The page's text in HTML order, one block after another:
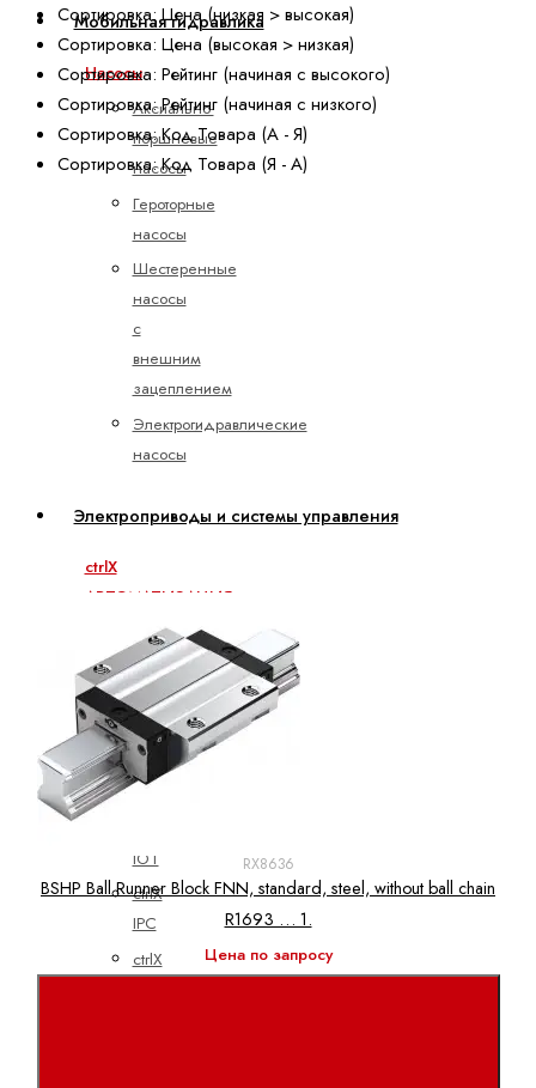
Мобильная гидравлика
Насосы
Аксиально-
поршневые
насосы
Героторные
насосы
Шестеренные
насосы
с
внешним
зацеплением
Электрогидравлические
насосы
Электроприводы и системы управления
ctrlX
АВТОМАТИЗАЦИЯ
ctrlX
CORE
ctrlX
DRIVE
ctrlX
HMI
IOT
ctrlX
IPC
ctrlX
Сортировка: Цена (низкая > высокая)
Сортировка: Цена (высокая > низкая)
Сортировка: Рейтинг (начиная с высокого)
Сортировка: Рейтинг (начиная с низкого)
Сортировка: Код Товара (А - Я)
Сортировка: Код Товара (Я - А)
RX8636
BSHP Ball Runner Block FNN, standard, steel, without ball chain
R1693 … 1.
Цена по запросу